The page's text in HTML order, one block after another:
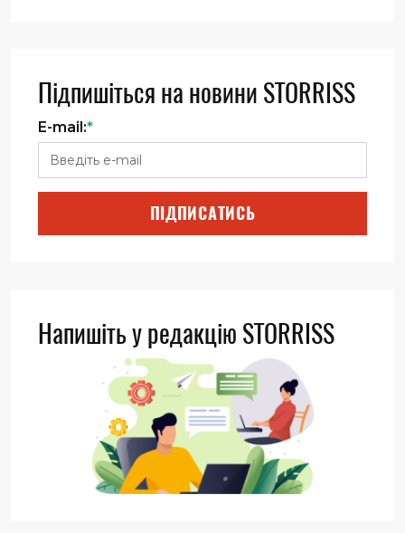
Підпишіться на новини STORRISS
E-mail:*
ПІДПИСАТИСЬ
Напишіть у редакцію STORRISS